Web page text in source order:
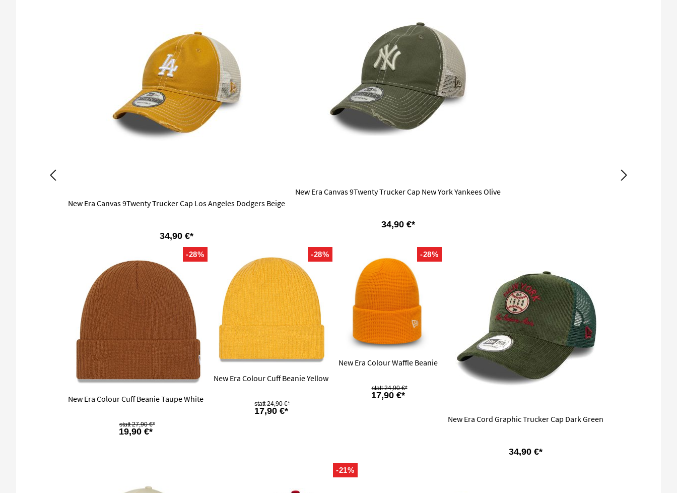
New Era Canvas 9Twenty Trucker Cap Los Angeles Dodgers Beige
34,90 €*
New Era Canvas 9Twenty Trucker Cap New York Yankees Olive
34,90 €*
-28%
New Era Colour Cuff Beanie Taupe White
19,90 €*
27,90 €*
-28%
New Era Colour Cuff Beanie Yellow
17,90 €*
24,90 €*
-28%
New Era Colour Waffle Beanie
17,90 €*
24,90 €*
New Era Cord Graphic Trucker Cap Dark Green
34,90 €*
-21%